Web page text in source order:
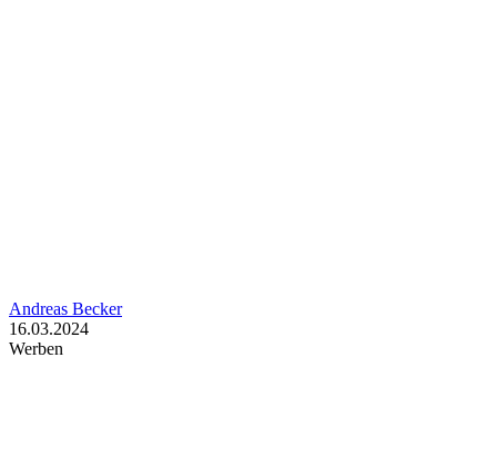
Andreas Becker
16.03.2024
Werben